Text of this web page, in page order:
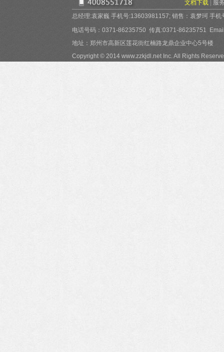
文档下载
服
总经理:袁家巍 手机号:13603981157; 销售：袁梦珂 手
电话号码：0371-86235750 传真:0371-86235751
地址：郑州市高新区莲花街红楠路龙鼎企业中心5号楼
Copyright © 2014 www.zzkjdl.net Inc. All Rights